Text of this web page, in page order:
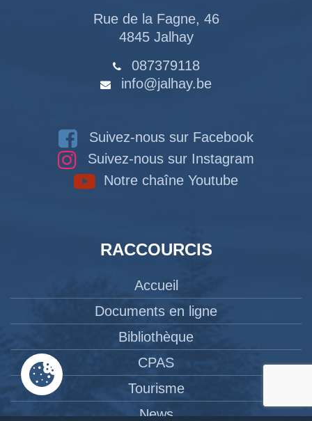
Rue de la Fagne, 46
4845 Jalhay
087379118
info@jalhay.be
Suivez-nous sur Facebook
Suivez-nous sur Instagram
Notre chaîne Youtube
RACCOURCIS
Accueil
Documents en ligne
Bibliothèque
CPAS
Tourisme
News